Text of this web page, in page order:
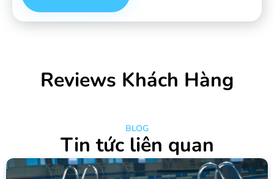
Reviews Khách Hàng
BLOG
Tin tức liên quan